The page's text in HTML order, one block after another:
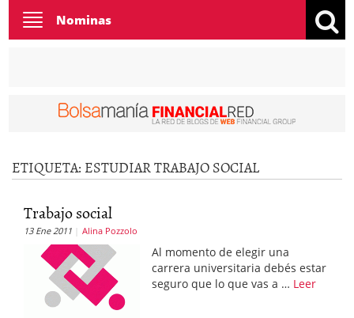
Toggle
navigation
Nominas
ETIQUETA: ESTUDIAR TRABAJO SOCIAL
Trabajo social
13 Ene 2011 Alina Pozzolo
Al momento de elegir una
carrera universitaria debés estar
seguro que lo que vas a … Leer